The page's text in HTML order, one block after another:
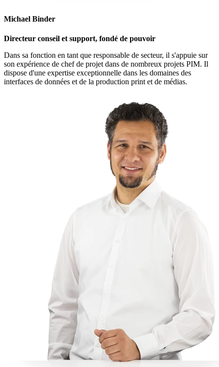
Michael Binder
Directeur conseil et support, fondé de pouvoir
Dans sa fonction en tant que responsable de secteur, il s'appuie sur
son expérience de chef de projet dans de nombreux projets PIM. Il
dispose d'une expertise exceptionnelle dans les domaines des
interfaces de données et de la production print et de médias.